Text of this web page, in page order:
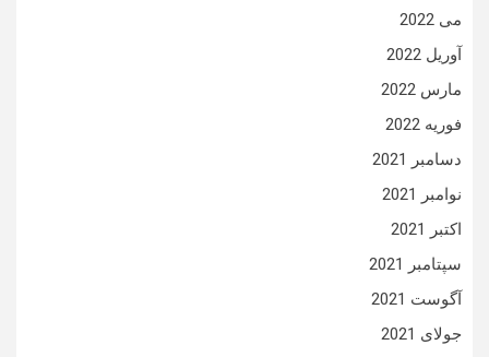
می 2022
آوریل 2022
مارس 2022
فوریه 2022
دسامبر 2021
نوامبر 2021
اکتبر 2021
سپتامبر 2021
آگوست 2021
جولای 2021